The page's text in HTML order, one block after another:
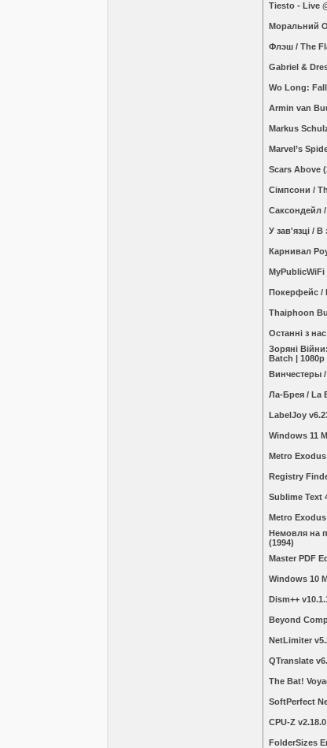
Tiesto - Live
Моральний
Флэш / The
Gabriel &
Wo Long:
Armin van
Markus
Marvel’s
Scars Above
Сімпсони /
Саксондейл
У зав'язці / В
Карнивал
MyPublicWiFi
Покерфейс /
Thaiphoon
Останні з
Зоряні
Batch | 1080p
Винчестеры
Ла-Брея / La
LabelJoy
Windows 11
Metro
Registry
Sublime Text
Metro
Немовля на
(1994)
Master PDF
Windows 10
Dism++
Beyond
NetLimiter
QTranslate
The Bat!
SoftPerfect
CPU-Z
FolderSizes